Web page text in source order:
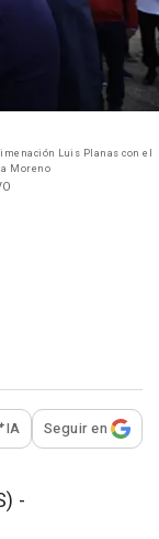
Luis Planas con el
Moreno
para
IA Seguir en
-